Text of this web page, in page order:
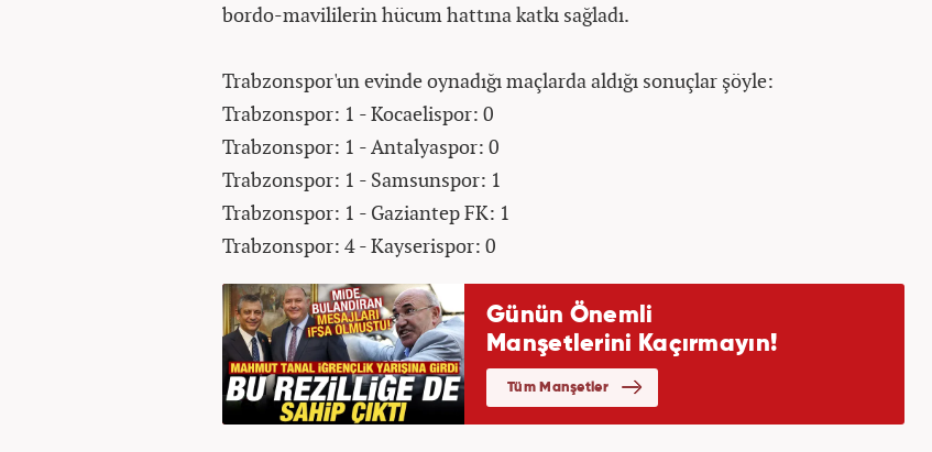
bordo-mavililerin hücum hattına katkı sağladı.
Trabzonspor'un evinde oynadığı maçlarda aldığı sonuçlar şöyle:
Trabzonspor: 1 - Kocaelispor: 0
Trabzonspor: 1 - Antalyaspor: 0
Trabzonspor: 1 - Samsunspor: 1
Trabzonspor: 1 - Gaziantep FK: 1
Trabzonspor: 4 - Kayserispor: 0